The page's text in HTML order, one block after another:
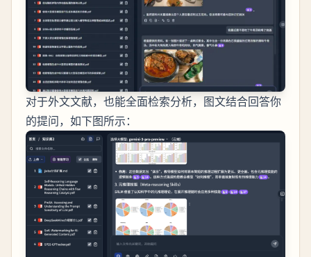
对于外文文献，也能全面检索分析，图文结合回答你
的提问，如下图所示：